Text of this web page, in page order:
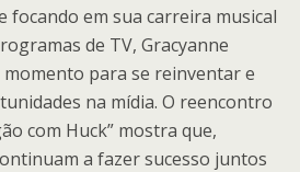
focando em sua carreira musical
de TV, Gracyanne
para se reinventar e
na mídia. O reencontro
com Huck” mostra que,
a fazer sucesso juntos